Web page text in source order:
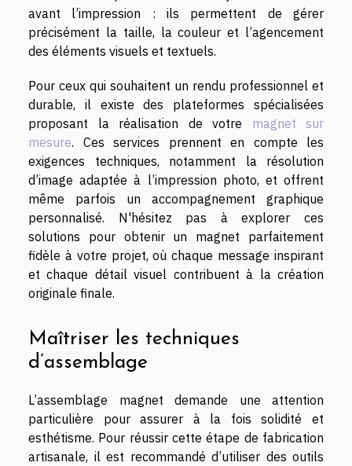
avant l’impression : ils permettent de gérer
précisément la taille, la couleur et l’agencement
des éléments visuels et textuels.
Pour ceux qui souhaitent un rendu professionnel et
durable, il existe des plateformes spécialisées
proposant la réalisation de votre magnet sur
mesure. Ces services prennent en compte les
exigences techniques, notamment la résolution
d’image adaptée à l’impression photo, et offrent
même parfois un accompagnement graphique
personnalisé. N'hésitez pas à explorer ces
solutions pour obtenir un magnet parfaitement
fidèle à votre projet, où chaque message inspirant
et chaque détail visuel contribuent à la création
originale finale.
Maîtriser les techniques
d’assemblage
L’assemblage magnet demande une attention
particulière pour assurer à la fois solidité et
esthétisme. Pour réussir cette étape de fabrication
artisanale, il est recommandé d’utiliser des outils